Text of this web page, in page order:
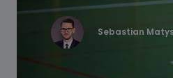
Sebastian